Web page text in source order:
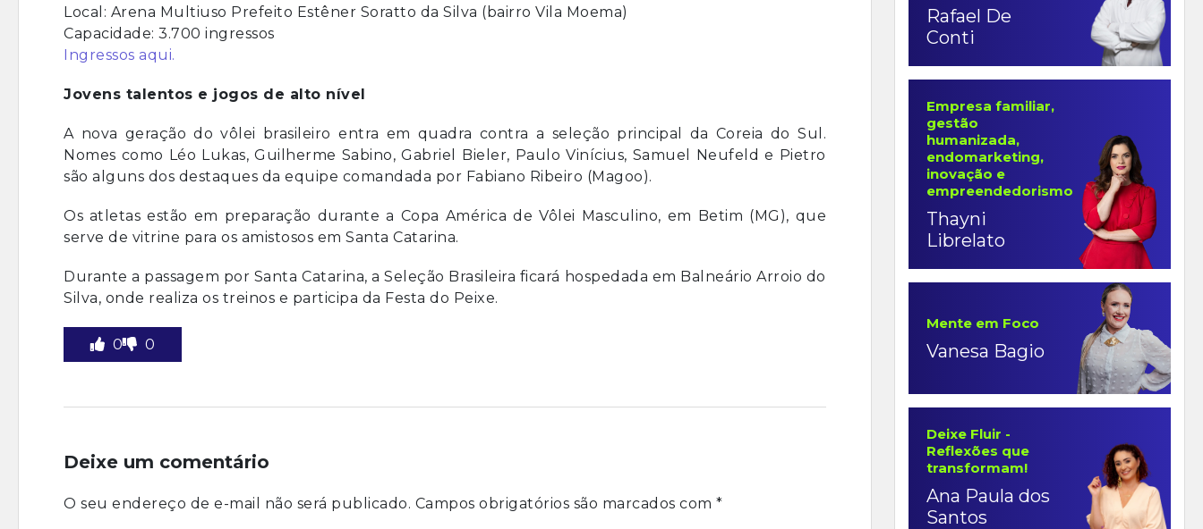
Local: Arena Multiuso Prefeito Estêner Soratto da Silva (bairro Vila Moema)
Capacidade: 3.700 ingressos
Ingressos aqui.
Jovens talentos e jogos de alto nível
A nova geração do vôlei brasileiro entra em quadra contra a seleção principal da Coreia do Sul.
Nomes como Léo Lukas, Guilherme Sabino, Gabriel Bieler, Paulo Vinícius, Samuel Neufeld e Pietro
são alguns dos destaques da equipe comandada por Fabiano Ribeiro (Magoo).
Os atletas estão em preparação durante a Copa América de Vôlei Masculino, em Betim (MG), que
serve de vitrine para os amistosos em Santa Catarina.
Durante a passagem por Santa Catarina, a Seleção Brasileira ficará hospedada em Balneário Arroio do
Silva, onde realiza os treinos e participa da Festa do Peixe.
0 0
Deixe um comentário
O seu endereço de e-mail não será publicado. Campos obrigatórios são marcados com *
Rafael De
Conti
Empresa familiar,
gestão
humanizada,
endomarketing,
inovação e
empreendedorismo
Thayni
Librelato
Mente em Foco
Vanesa Bagio
Deixe Fluir -
Reflexões que
transformam!
Ana Paula dos
Santos